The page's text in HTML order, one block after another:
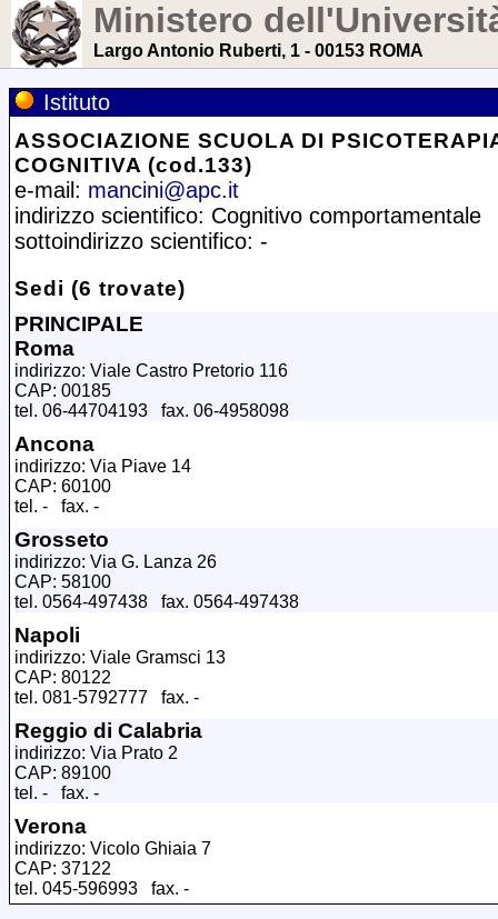
Ministero
Largo Antonio Ruberti, 1 - 00153 ROMA
Istituto
ASSOCIAZIONE SCUOLA DI
COGNITIVA (cod.133)
e-mail: mancini@apc.it
indirizzo scientifico: Cognitivo comportamentale
sottoindirizzo scientifico: -
Sedi (6 trovate)
PRINCIPALE
Roma
indirizzo: Viale Castro Pretorio 116
CAP: 00185
tel. 06-44704193 fax. 06-4958098
Ancona
indirizzo: Via Piave 14
CAP: 60100
tel. - fax. -
Grosseto
indirizzo: Via G. Lanza 26
CAP: 58100
tel. 0564-497438 fax. 0564-497438
Napoli
indirizzo: Viale Gramsci 13
CAP: 80122
tel. 081-5792777 fax. -
Reggio di Calabria
indirizzo: Via Prato 2
CAP: 89100
tel. - fax. -
Verona
indirizzo: Vicolo Ghiaia 7
CAP: 37122
tel. 045-596993 fax. -